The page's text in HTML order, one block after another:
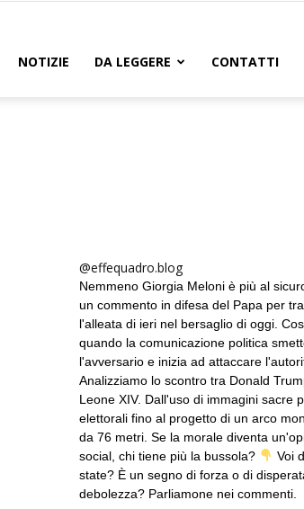
NOTIZIE DA LEGGERE CONTATTI
@effequadro.blog
Nemmeno Giorgia Meloni è più al
un commento in difesa del Papa per
l'alleata di ieri nel bersaglio di oggi.
quando la comunicazione politica
l'avversario e inizia ad attaccare
Analizziamo lo scontro tra Donald
Leone XIV. Dall'uso di immagini sacre
elettorali fino al progetto di un arco
da 76 metri. Se la morale diventa
social, chi tiene più la bussola?
Voi
state? È un segno di forza o di
debolezza? Parliamone nei commenti.